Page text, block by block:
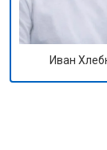
Иван